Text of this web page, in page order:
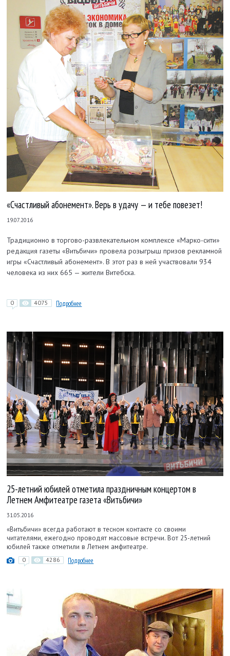
«Счастливый абонемент». Верь в удачу — и тебе повезет!
19.07.2016
Традиционно в торгово-развлекательном комплексе«Марко-сити»
редакция газеты «Витьбичи» провела розыгрыш призов рекламной
игры «Счастливый абонемент». В этот раз в ней участвовали 934
человекаиз них 665 — жители Витебска.
0 4075 Подробнее
25-летний юбилей отметила праздничным концертом в
Летнем Амфитеатре газета «Витьбичи»
31.05.2016
«Витьбичи» всегда работают в тесном контакте со своими
читателями, ежегодно проводят массовые встречи. Вот 25-летний
юбилей также отметили в Летнем амфитеатре.
0 4286 Подробнее